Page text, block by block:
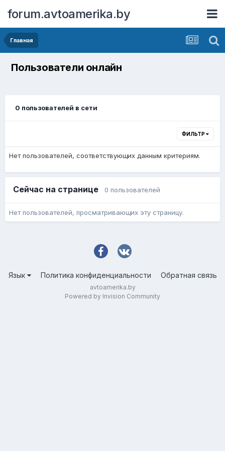
forum.avtoamerika.by
Главная
Пользователи онлайн
0 пользователей в сети
ФИЛЬТР
Нет пользователей, соответствующих данным критериям.
Сейчас на странице 0 пользователей
Нет пользователей, просматривающих эту страницу.
Язык Политика конфиденциальности Обратная связь
avtoamerika.by
Powered by Invision Community